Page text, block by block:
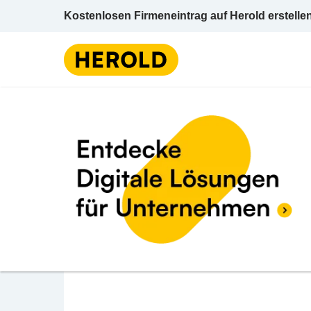
Kostenlosen Firmeneintrag auf Herold
Bank / Sparkasse Niederösterreich
BEWERTUNG ABGEBEN
Raiffeisenbank
Zentrale RB Region
Bruck Hainburger-Straße 5 2320